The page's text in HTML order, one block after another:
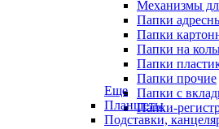
Механизмы
Папки
Папки
Папки на
Папки
Папки прочие
Папки с
Папки-
Еще
Планшеты
Подставки,